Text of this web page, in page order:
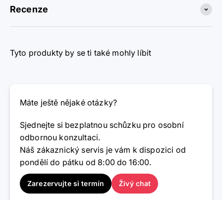
Recenze
Tyto produkty by se ti také mohly líbit
Máte ještě nějaké otázky?
Sjednejte si bezplatnou schůzku pro osobní
odbornou konzultaci.
Náš zákaznický servis je vám k dispozici od
pondělí do pátku od 8:00 do 16:00.
Zarezervujte si termín Živý chat